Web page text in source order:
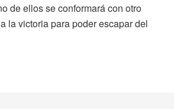
de ellos se conformará con otro
la victoria para poder escapar del